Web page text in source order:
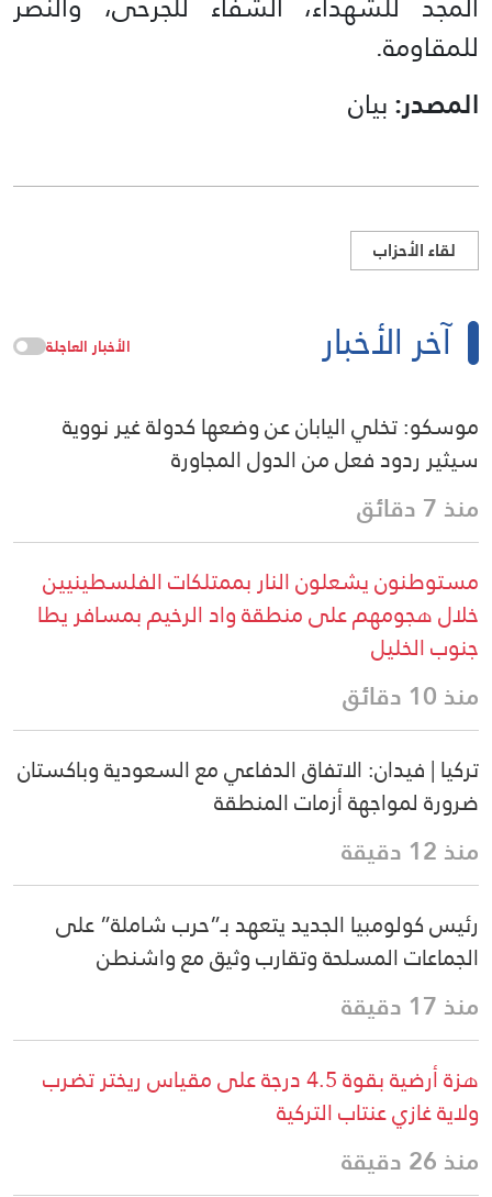
للمقاومة.
المصدر:بيان
لقاء الأحزاب
آخر الأخبار الأخبار العاجلة
موسكو: تخلي اليابان عن وضعها كدولة غير نووية
سيثير ردود فعل من الدول المجاورة
منذ 7 دقائق
مستوطنون يشعلون النار بممتلكات الفلسطينيين
خلال هجومهم على منطقة واد الرخيم بمسافر يطا
جنوب الخليل
منذ 10 دقائق
تركيا | فيدان: الاتفاق الدفاعي مع السعودية وباكستان
ضرورة لمواجهة أزمات المنطقة
منذ 12 دقيقة
رئيس كولومبيا الجديد يتعهد بـ”حرب شاملة” على
الجماعات المسلحة وتقارب وثيق مع واشنطن
منذ 17 دقيقة
هزة أرضية بقوة 4.5 درجة على مقياس ريختر تضرب
ولاية غازي عنتاب التركية
منذ 26 دقيقة